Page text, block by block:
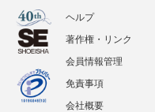
ヘルプ
著作権・リンク
会員情報管理
免責事項
会社概要